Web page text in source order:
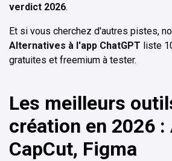
verdict 2026.
Et si vous cherchez d'autres pistes,
Alternatives à l'app ChatGPT liste
gratuites et freemium à tester.
Les meilleurs
création en 2026 :
CapCut, Figma